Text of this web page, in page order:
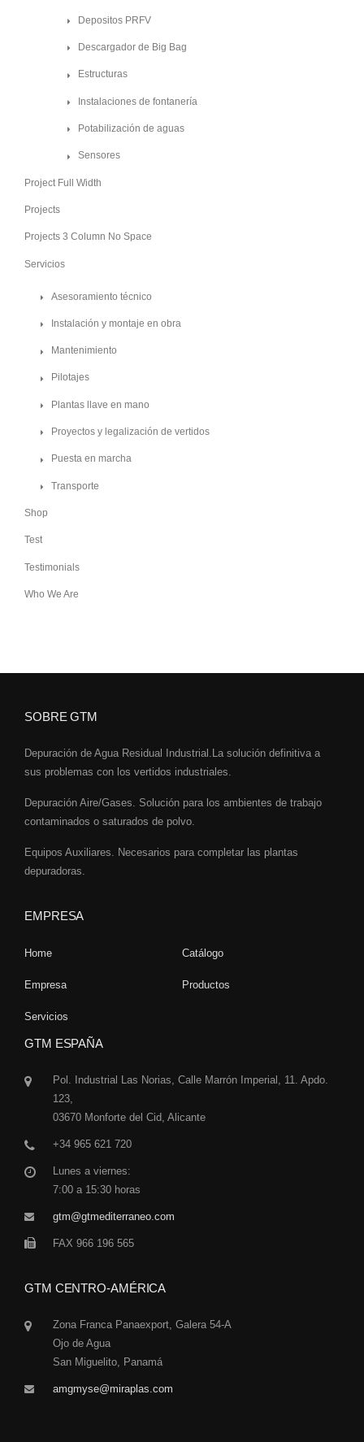
Depositos PRFV
Descargador de Big Bag
Estructuras
Instalaciones de fontanería
Potabilización de aguas
Sensores
Project Full Width
Projects
Projects 3 Column No Space
Servicios
Asesoramiento técnico
Instalación y montaje en obra
Mantenimiento
Pilotajes
Plantas llave en mano
Proyectos y legalización de vertidos
Puesta en marcha
Transporte
Shop
Test
Testimonials
Who We Are
SOBRE GTM
Depuración de Agua Residual Industrial.La solución definitiva a
sus problemas con los vertidos industriales.
Depuración Aire/Gases. Solución para los ambientes de trabajo
contaminados o saturados de polvo.
Equipos Auxiliares. Necesarios para completar las plantas
depuradoras.
EMPRESA
Home Catálogo
Empresa Productos
Servicios
GTM ESPAÑA
Pol. Industrial Las Norias, Calle Marrón Imperial, 11. Apdo.
123,
03670 Monforte del Cid, Alicante
+34 965 621 720
Lunes a viernes:
7:00 a 15:30 horas
gtm@gtmediterraneo.com
FAX 966 196 565
GTM CENTRO-AMÉRICA
Zona Franca Panaexport, Galera 54-A
Ojo de Agua
San Miguelito, Panamá
amgmyse@miraplas.com